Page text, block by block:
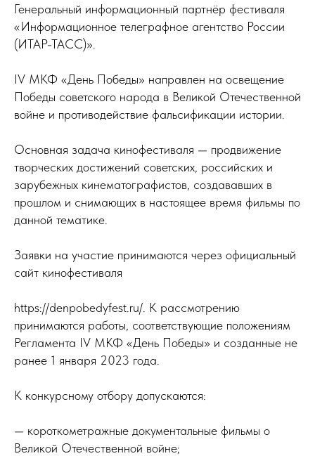
Генеральный информационный партнёр фестиваля
«Информационное телеграфное агентство России
(ИТАР-ТАСС)».
IV МКФ «День Победы» направлен на освещение
Победы советского народа в Великой Отечественной
войне и противодействие фальсификации истории.
Основная задача кинофестиваля — продвижение
творческих достижений советских, российских и
зарубежных кинематографистов, создававших в
прошлом и снимающих в настоящее время фильмы по
данной тематике.
Заявки на участие принимаются через официальный
сайт кинофестиваля
https://denpobedyfest.ru/. К рассмотрению
принимаются работы, соответствующие положениям
Регламента IV МКФ «День Победы» и созданные не
ранее 1 января 2023 года.
К конкурсному отбору допускаются:
— короткометражные документальные фильмы о
Великой Отечественной войне;